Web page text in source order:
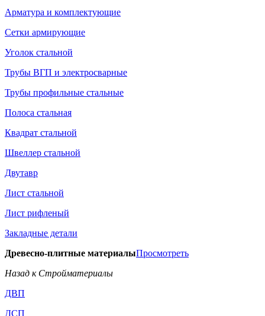
Арматура и комплектующие
Сетки армирующие
Уголок стальной
Трубы ВГП и электросварные
Трубы профильные стальные
Полоса стальная
Квадрат стальной
Швеллер стальной
Двутавр
Лист стальной
Лист рифленый
Закладные детали
Древесно-плитные материалыПросмотреть
Назад к Стройматериалы
ДВП
ДСП